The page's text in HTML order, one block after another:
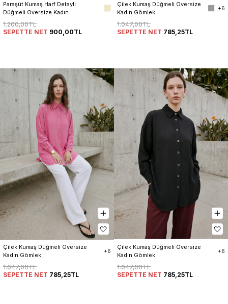
Paraşüt Kumaş Harf Detaylı
Düğmeli Oversize Kadın
Gömlek
1.200,00TL
SEPETTE NET 900,00TL
Çilek Kumaş Düğmeli Oversize
Kadın Gömlek
+6
1.047,00TL
SEPETTE NET 785,25TL
Çilek Kumaş Düğmeli Oversize
Kadın Gömlek
+6
1.047,00TL
SEPETTE NET 785,25TL
Çilek Kumaş Düğmeli Oversize
Kadın Gömlek
+6
1.047,00TL
SEPETTE NET 785,25TL